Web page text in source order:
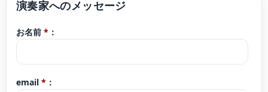
現在、ソロ・室内楽・オーケストラ・プロダンサーとの共演・アーティストの
Twitter@Satomivn8
25歳演奏活動を開始。
緊急事態宣言後1年間、Instagramにて毎日一本の動画コンサートを配信 する。
現在地元での子どもが自分の足でこれるコンサートを企画。「好きな人と好き
な音楽をする」プロジェクト代表。シリーズ化しているものに、「じもとでお
お名前 * ：
email * ：